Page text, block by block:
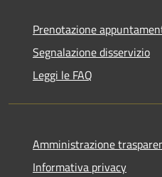
Prenotazione
Segnalazione disservizio
Leggi le FAQ
Amministrazione
Informativa privacy